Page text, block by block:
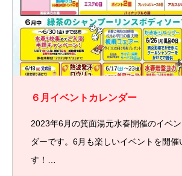
６月イベントカレンダー
2023年6月の箕面湯元水春開催のイベ
ダーです。6月も楽しいイベントを開催
す！…